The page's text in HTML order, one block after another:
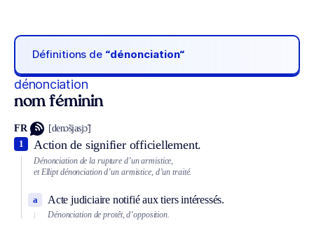
Définitions de “dénonciation“
dénonciation
nom féminin
FR [denɔ̃sjasjɔ̃]
Action de signifier officiellement.
1
Dénonciation de la rupture d’un armistice,
etEllipt dénonciation d’un armistice, d’un traité.
Acte judiciaire notifié aux tiers intéressés.
a
Dénonciation de protêt, d’opposition.